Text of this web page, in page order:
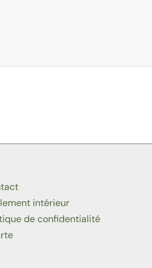
intérieur
de confidentialité